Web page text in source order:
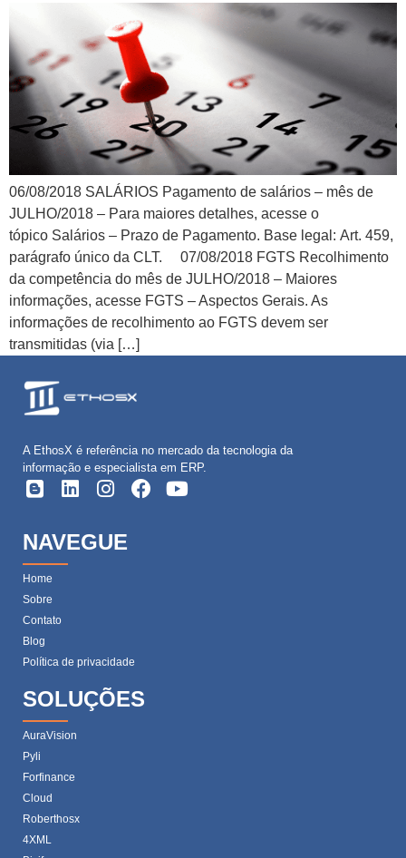
06/08/2018 SALÁRIOS Pagamento de salários – mês de
JULHO/2018 – Para maiores detalhes, acesse o
tópico Salários – Prazo de Pagamento. Base legal: Art. 459,
parágrafo único da CLT. 07/08/2018 FGTS Recolhimento
da competência do mês de JULHO/2018 – Maiores
informações, acesse FGTS – Aspectos Gerais. As
informações de recolhimento ao FGTS devem ser
transmitidas (via […]
A EthosX é referência no mercado da tecnologia da
informação e especialista em ERP.
NAVEGUE
Home
Sobre
Contato
Blog
Política de privacidade
SOLUÇÕES
AuraVision
Pyli
Forfinance
Cloud
Roberthosx
4XML